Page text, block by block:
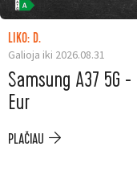
LIKO: D.
Galioja iki 2026.08.31
Samsung A37 5G
Eur
PLAČIAU